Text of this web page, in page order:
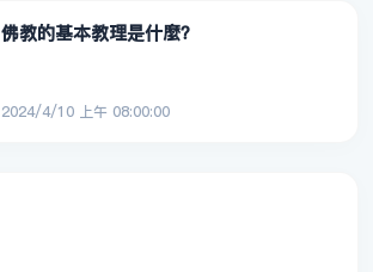
佛教的基本教理是什麼？
2024/4/10 上午 08:00:00